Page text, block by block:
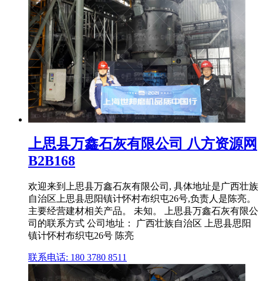
上思县万鑫石灰有限公司 八方资源网
B2B168
欢迎来到上思县万鑫石灰有限公司, 具体地址是广西壮族
自治区上思县思阳镇计怀村布织屯26号,负责人是陈亮。
主要经营建材相关产品。 未知。 上思县万鑫石灰有限公
司的联系方式 公司地址： 广西壮族自治区 上思县思阳
镇计怀村布织屯26号 陈亮
联系电话: 180 3780 8511